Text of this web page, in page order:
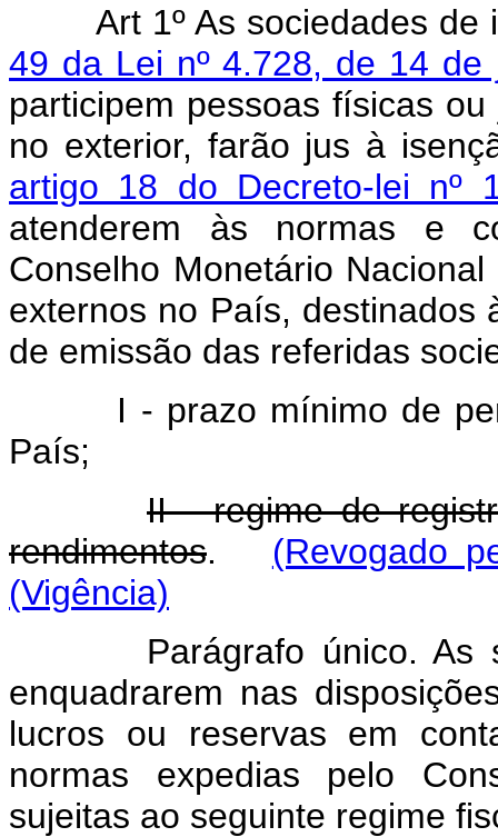
Art 1º As sociedades
49 da Lei nº 4.728, de 14 de
participem pessoas físicas
no exterior, farão jus à
artigo 18 do Decreto-lei nº
atenderem às normas e
Conselho Monetário
externos no País, destinados
de emissão das referidas
I - prazo mínimo de
País;
II - regime de
rendimentos. (Revogado
(Vigência)
Parágrafo único. As
enquadrarem nas
lucros ou reservas em
normas expedias pelo
sujeitas ao seguinte regime